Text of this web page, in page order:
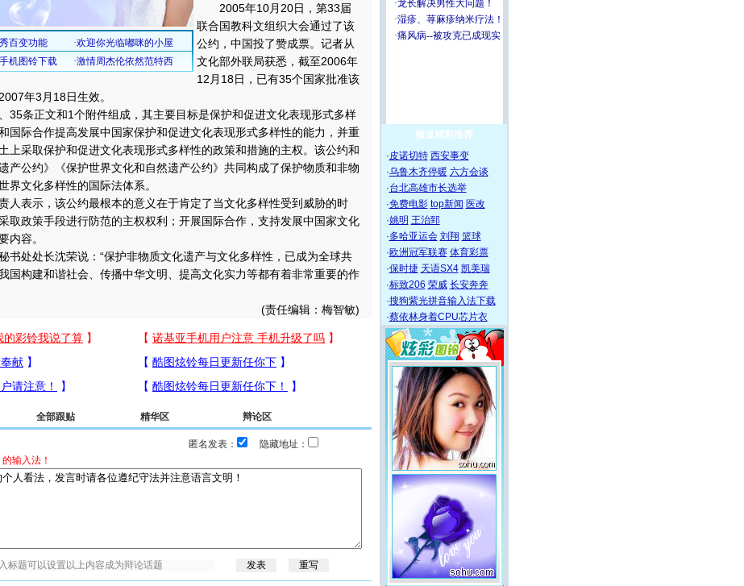
2005年10月20日，第33届
联合国教科文组织大会通过了该
公约，中国投了赞成票。记者从
文化部外联局获悉，截至2006年
12月18日，已有35个国家批准该
年3月18日生效。
条正文和1个附件组成，其主要目标是保护和促进文化表现形式多样
国际合作提高发展中国家保护和促进文化表现形式多样性的能力，并重
上采取保护和促进文化表现形式多样性的政策和措施的主权。该公约和
产公约》《保护世界文化和自然遗产公约》共同构成了保护物质和非物
界文化多样性的国际法体系。
表示，该公约最根本的意义在于肯定了当文化多样性受到威胁的时
取政策手段进行防范的主权权利；开展国际合作，支持发展中国家文化
内容。
处处长沈荣说：“保护非物质文化遗产与文化多样性，已成为全球共
国构建和谐社会、传播中华文明、提高文化实力等都有着非常重要的作
(责任编辑：梅智敏)
全部跟贴 精华区 辩论区
匿名发表：
隐藏地址：
输入法！
频道精彩推荐
·皮诺切特 西安事变
·乌鲁木齐停暖 六方会谈
·台北高雄市长选举
·免费电影 top新闻 医改
·姚明 王治郅
·多哈亚运会 刘翔 篮球
·欧洲冠军联赛 体育彩票
·保时捷 天语SX4 凯美瑞
·标致206 荣威 长安奔奔
·搜狗紫光拼音输入法下载
·蔡依林身着CPU芯片衣